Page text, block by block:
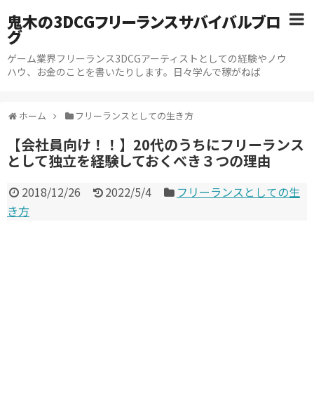
鬼木の3DCGフリーランスサバイバルブロ
グ
ゲーム業界フリーランス3DCGアーティストとしての経験やノウ
ハウ、お金のことを書いたりします。日々学んで稼がねば
ホーム フリーランスとしての生き方
【会社員向け！！】20代のうちにフリーランス
として独立を経験しておくべき３つの理由
2018/12/26 2022/5/4
フリーランスとしての生
き方